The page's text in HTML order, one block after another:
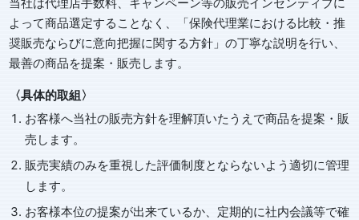
よって商品選定することなく、「保険代理業における比較・推
奨販売ならびに意向把握に関する方針」の丁寧な説明を行い、
最善の商品を提案・販売します。
〈具体的取組〉
お客様へ当社の販売方針を理解頂いたうえで商品を提案・販
売します。
販売実績のみを重視した評価制度とならないよう適切に管理
します。
お客様本位の提案が出来ているか、定期的に社内会議等で確